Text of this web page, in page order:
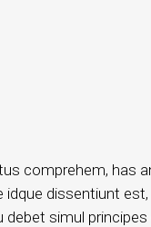
comprehem, has
dissentiunt
simul principes